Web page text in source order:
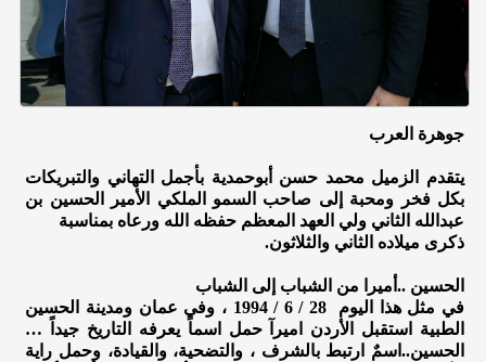
جوهرة العرب
يتقدم الزميل محمد حسن أبوحمدية بأجمل التهاني والتبريكات
بكل فخر ومحبة إلى صاحب السمو الملكي الأمير الحسين بن
عبدالله الثاني ولي العهد المعظم حفظه الله ورعاه بمناسبة
ذكرى ميلاده الثاني والثلاثون.
الحسين ..أميرا من الشباب إلى الشباب
في مثل هذا اليوم 28 / 6 / 1994 ، وفي عمان ومدينة الحسين
الطبية استقبل الأردن اميرآ حمل اسماً يعرفه التاريخ جيداً …
الحسين..اسمٌ ارتبط بالشرف ، والتضحية، والقيادة، وحمل راية